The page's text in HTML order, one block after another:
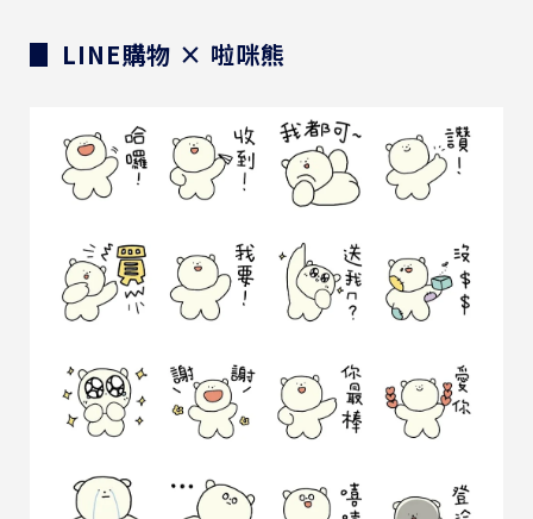
▊ LINE購物 × 啦咪熊